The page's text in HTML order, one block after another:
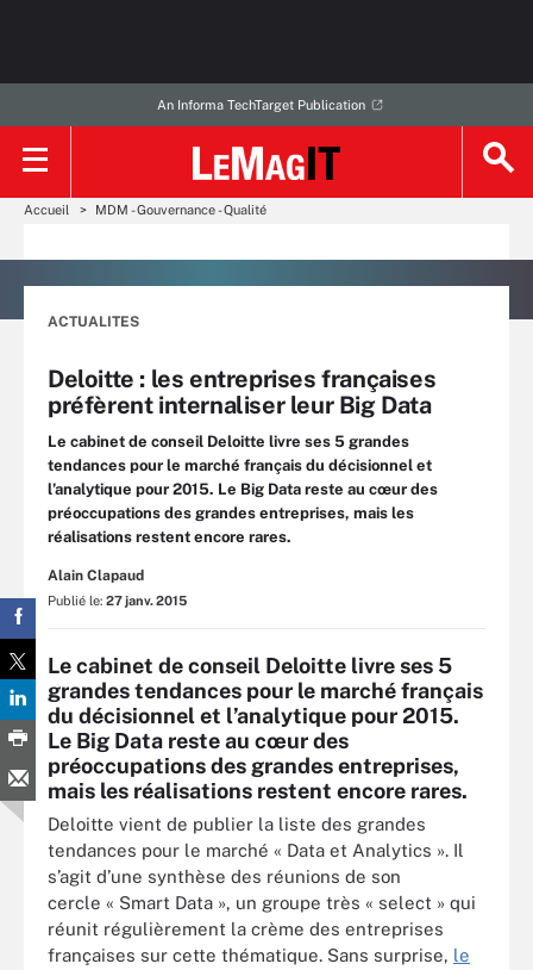
An Informa TechTarget Publication
Accueil MDM - Gouvernance - Qualité
ACTUALITES
Deloitte : les entreprises françaises
préfèrent internaliser leur Big Data
Le cabinet de conseil Deloitte livre ses 5 grandes
tendances pour le marché français du décisionnel et
l’analytique pour 2015. Le Big Data reste au cœur des
préoccupations des grandes entreprises, mais les
réalisations restent encore rares.
Alain Clapaud
Publié le: 27 janv. 2015
Le cabinet de conseil Deloitte livre ses 5
grandes tendances pour le marché français
du décisionnel et l’analytique pour 2015.
Le Big Data reste au cœur des
préoccupations des grandes entreprises,
mais les réalisations restent encore rares.
Deloitte vient de publier la liste des grandes
tendances pour le marché « Data et Analytics ». Il
s’agit d’une synthèse des réunions de son
cercle « Smart Data », un groupe très « select » qui
réunit régulièrement la crème des entreprises
françaises sur cette thématique. Sans surprise, le